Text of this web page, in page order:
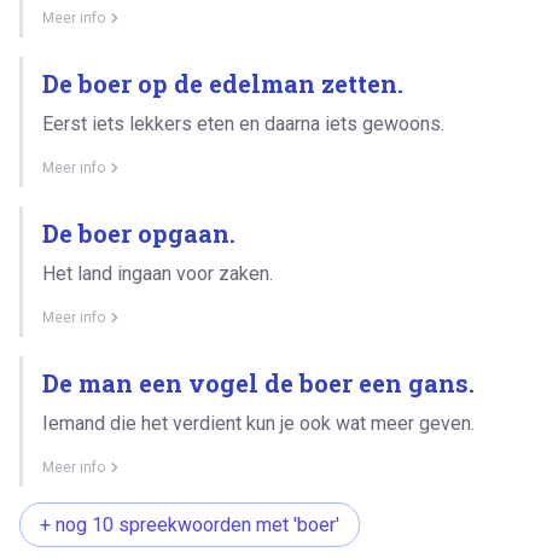
Meer info
De boer op de edelman zetten.
Eerst iets lekkers eten en daarna iets gewoons.
Meer info
De boer opgaan.
Het land ingaan voor zaken.
Meer info
De man een vogel de boer een gans.
Iemand die het verdient kun je ook wat meer geven.
Meer info
+ nog 10 spreekwoorden met 'boer'